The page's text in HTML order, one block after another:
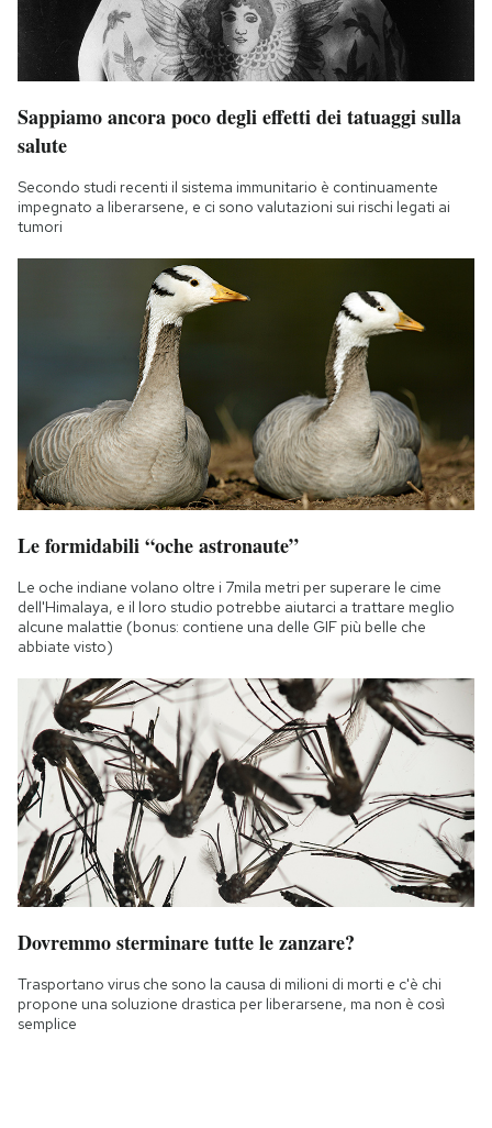
Area Personale
Newsletter
Esci
Sappiamo ancora poco degli effetti dei tatuaggi sulla
salute
Secondo studi recenti il sistema immunitario è continuamente
impegnato a liberarsene, e ci sono valutazioni sui rischi legati ai
tumori
Le formidabili “oche astronaute”
Le oche indiane volano oltre i 7mila metri per superare le cime
dell'Himalaya, e il loro studio potrebbe aiutarci a trattare meglio
alcune malattie (bonus: contiene una delle GIF più belle che
abbiate visto)
Dovremmo sterminare tutte le zanzare?
Trasportano virus che sono la causa di milioni di morti e c'è chi
propone una soluzione drastica per liberarsene, ma non è così
semplice